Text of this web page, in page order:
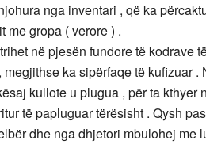
nga inventari , që ka
me gropa ( verore ) .
në pjesën fundore të kodrave
ka sipërfaqe të kufizuar
kullote u plugua , për ta kthyer
të papluguar tërësisht . Qysh
dhe nga dhjetori mbulohej me